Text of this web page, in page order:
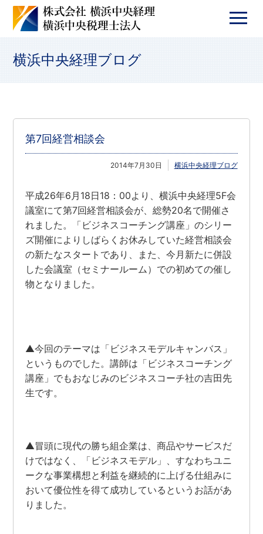
横浜中央経理ブログ
第7回経営相談会
2014年7月30日 横浜中央経理ブログ
平成26年6月18日18：00より、横浜中央経理5F会
議室にて第7回経営相談会が、総勢20名で開催さ
れました。「ビジネスコーチング講座」のシリー
ズ開催によりしばらくお休みしていた経営相談会
の新たなスタートであり、また、今月新たに併設
した会議室（セミナールーム）での初めての催し
物となりました。
▲今回のテーマは「ビジネスモデルキャンバス」
というものでした。講師は「ビジネスコーチング
講座」でもおなじみのビジネスコーチ社の吉田先
生です。
▲冒頭に現代の勝ち組企業は、商品やサービスだ
けではなく、「ビジネスモデル」、すなわちユニ
ークな事業構想と利益を継続的に上げる仕組みに
おいて優位性を得て成功しているというお話があ
りました。